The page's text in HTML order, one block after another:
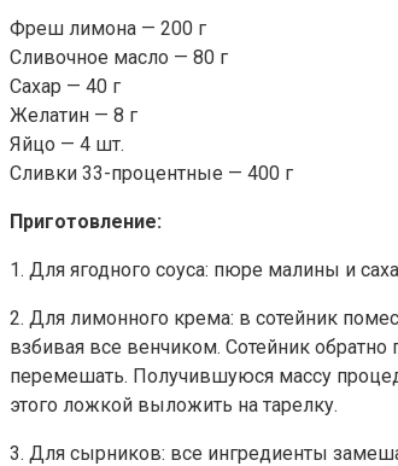
Фреш лимона — 200 г
Сливочное масло — 80 г
Сахар — 40 г
Желатин — 8 г
Яйцо — 4 шт.
Сливки 33-процентные — 400 г
Приготовление:
1. Для ягодного соуса: пюре малины и
2. Для лимонного крема: в сотейник
взбивая все венчиком. Сотейник
перемешать. Получившуюся массу
этого ложкой выложить на тарелку.
3. Для сырников: все ингредиенты